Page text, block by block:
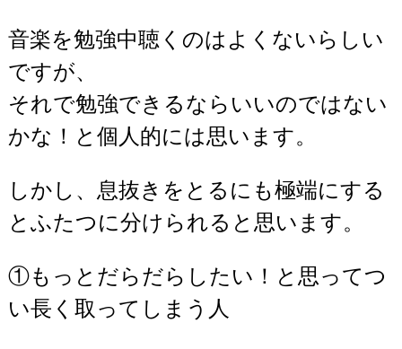
音楽を勉強中聴くのはよくないらしい
ですが、
それで勉強できるならいいのではない
かな！と個人的には思います。
しかし、息抜きをとるにも極端にする
とふたつに分けられると思います。
①もっとだらだらしたい！と思ってつ
い長く取ってしまう人